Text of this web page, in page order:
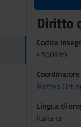
Diritto
Codice
4S00339
Coordinatore
Matteo
Lingua di
Italiano